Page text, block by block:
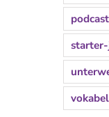
podcast
starter-